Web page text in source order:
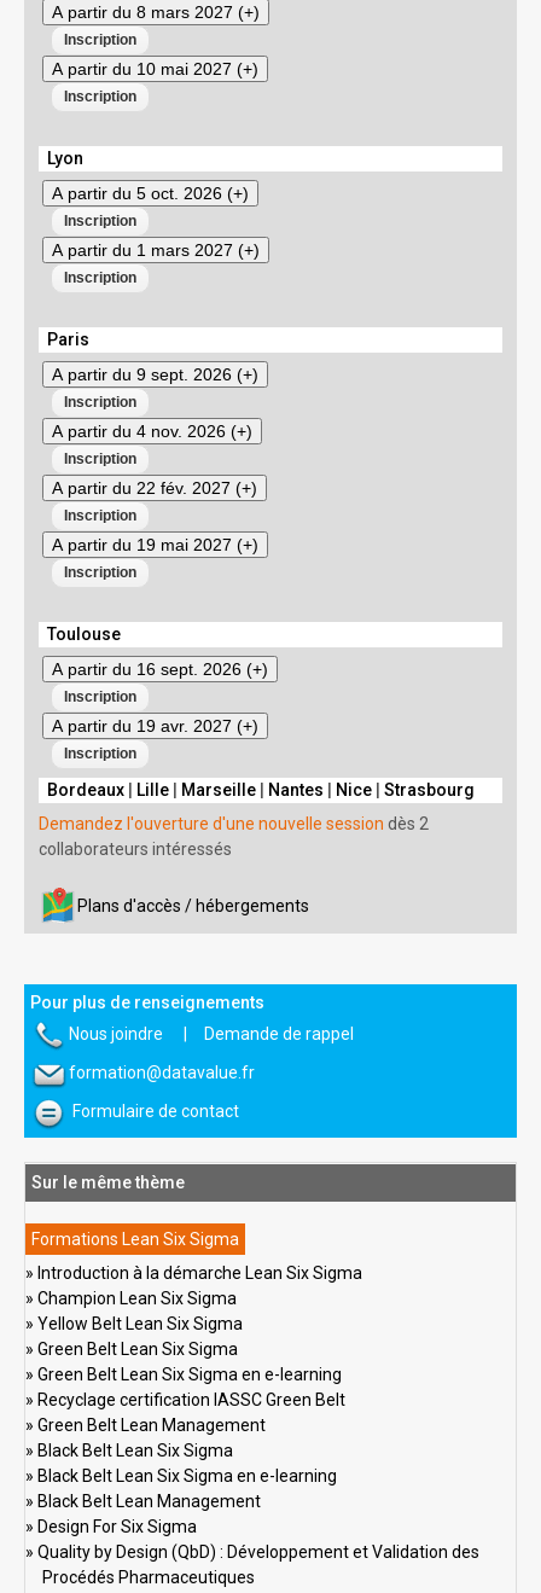
A partir du 8 mars 2027 (+)
A partir du 10 mai 2027 (+)
Lyon
A partir du 5 oct. 2026 (+)
A partir du 1 mars 2027 (+)
Paris
A partir du 9 sept. 2026 (+)
A partir du 4 nov. 2026 (+)
A partir du 22 fév. 2027 (+)
A partir du 19 mai 2027 (+)
Toulouse
A partir du 16 sept. 2026 (+)
A partir du 19 avr. 2027 (+)
Bordeaux Lille Marseille Nantes Nice
Strasbourg
Demandez l'ouverture d'une nouvelle session dès 2
collaborateurs intéressés
Plans d'accès / hébergements
Pour plus de renseignements
Nous joindre
Demande de rappel
formation@datavalue.fr
Formulaire de contact
Sur le même thème
Formations Lean Six Sigma
Introduction à la démarche Lean Six Sigma
Champion Lean Six Sigma
Yellow Belt Lean Six Sigma
Green Belt Lean Six Sigma
Green Belt Lean Six Sigma en e-learning
Recyclage certification IASSC Green Belt
Green Belt Lean Management
Black Belt Lean Six Sigma
Black Belt Lean Six Sigma en e-learning
Black Belt Lean Management
Design For Six Sigma
Quality by Design (QbD) : Développement et Validation des
Procédés Pharmaceutiques